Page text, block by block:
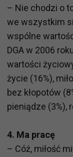
– Nie chodzi o
we wszystkim
wspólne
DGA w 2006
wartości
życie (16%),
bez kłopotów
pieniądze (3%),
4. Ma pracę
– Cóż, miłość